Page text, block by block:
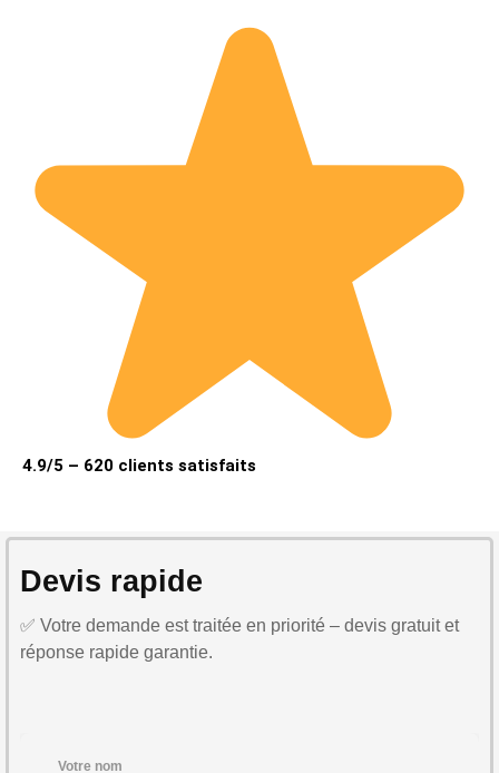
4.9/5 – 620 clients satisfaits
Devis rapide
✅ Votre demande est traitée en priorité – devis gratuit et
réponse rapide garantie.
Votre nom